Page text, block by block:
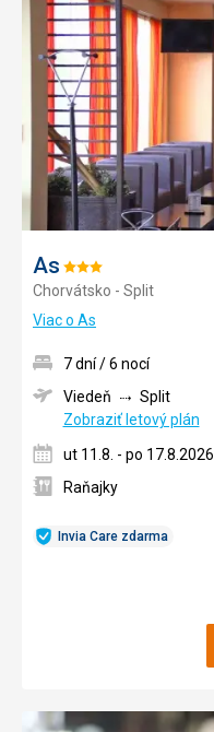
As Hodnotenie:
3/5
Chorvátsko - Split
Viac o As
Invia Care zdarma
7 dní / 6 nocí
Viedeň
Split
Zobraziť letový plán
ut 11.8. - po 17.8.2026
Raňajky